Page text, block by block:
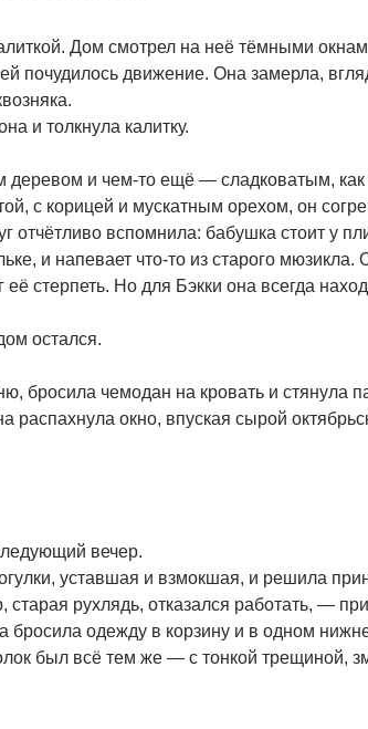
Дом смотрел на неё тёмными
почудилось движение. Она замерла,
и толкнула калитку.
деревом и чем-то ещё — сладковатым, как
с корицей и мускатным орехом, он
отчётливо вспомнила: бабушка стоит у
и напевает что-то из старого мюзикла.
стерпеть. Но для Бэкки она всегда
остался.
бросила чемодан на кровать и стянула
распахнула окно, впуская сырой
вечер.
уставшая и взмокшая, и решила
рухлядь, отказался работать, —
бросила одежду в корзину и в одном
был всё тем же — с тонкой трещиной,